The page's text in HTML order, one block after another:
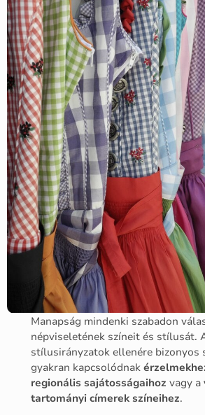
Manapság mindenki szabadon
népviseletének színeit és stílusát.
stílusirányzatok ellenére bizonyos
gyakran kapcsolódnak
regionális sajátosságaihoz vagy a
tartományi címerek színeihez.